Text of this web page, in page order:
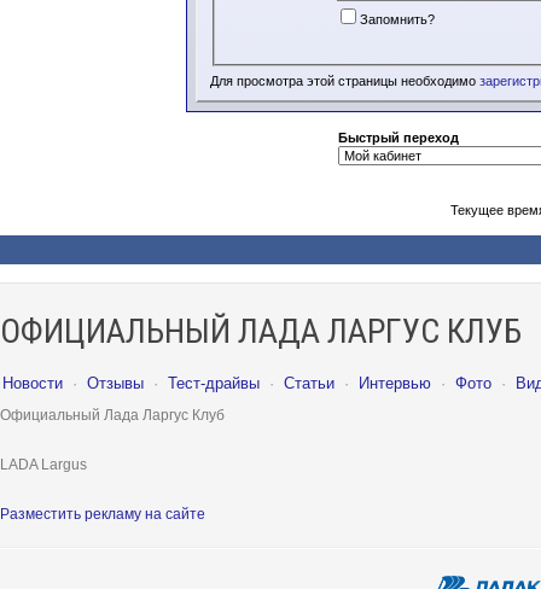
Запомнить?
Для просмотра этой страницы необходимо
Быстрый переход
Текущее
ОФИЦИАЛЬНЫЙ ЛАДА ЛАРГУС КЛУБ
Новости · Отзывы · Тест-драйвы · Статьи · Интервью · Фото ·
Официальный Лада Ларгус Клуб
LADA Largus
Разместить рекламу на сайте